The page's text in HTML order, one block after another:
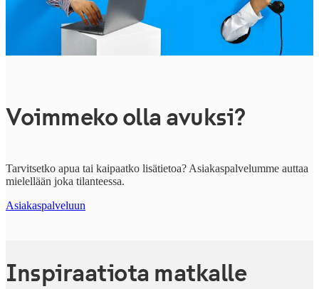
Voimmeko olla avuksi?
Tarvitsetko apua tai kaipaatko lisätietoa? Asiakaspalvelumme auttaa
mielellään joka tilanteessa.
Asiakaspalveluun
Inspiraatiota matkalle